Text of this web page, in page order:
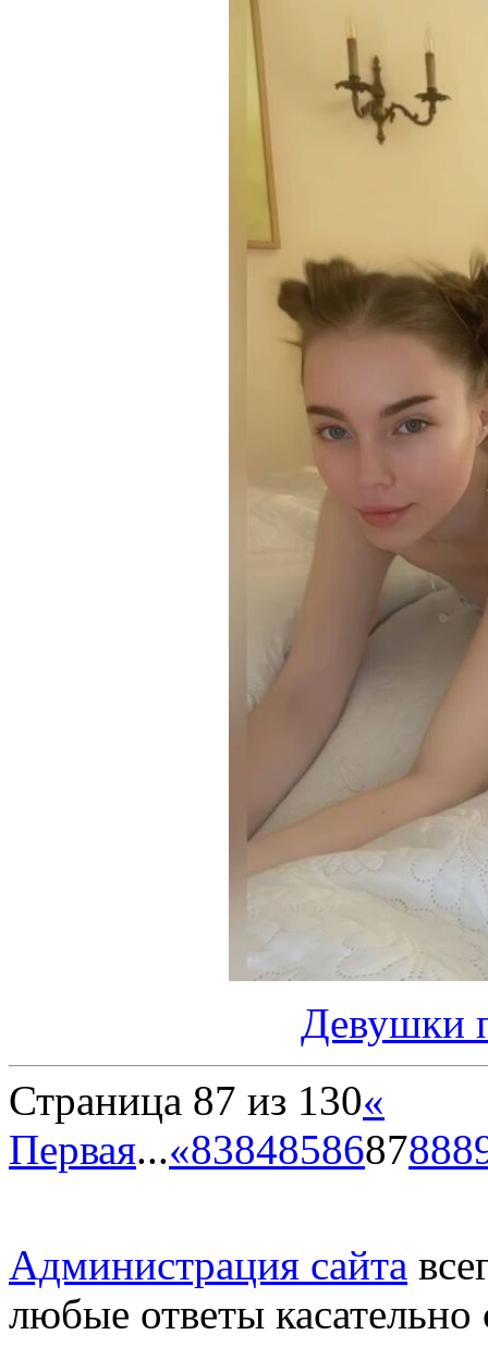
Девушки
Страница 87 из 130«
Первая...«838485868788
Администрация сайта
любые ответы касательно